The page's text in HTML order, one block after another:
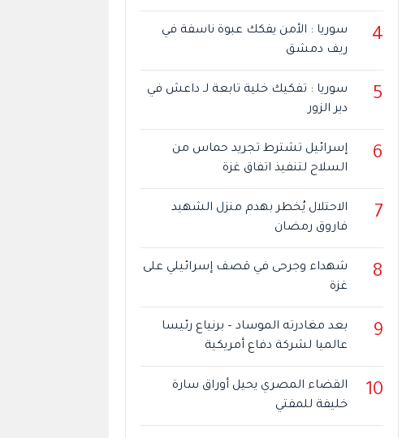
4
سوريا : الأمن يفكك عبوة ناسفة في
ريف دمشق
5
سوريا : تفكيك خلية تابعة لـ داعش في
دير الزور
6
إسرائيل تشترط تجريد حماس من
السلاح لتنفيذ اتفاق غزة
7
الاحتلال يُخطر بهدم منزل الشهيد
فاروق رمضان
8
شهداء وجرحى في قصف إسرائيلي على
غزة
9
بعد مغادرته الموساد – برنياع رئيسا
عالميا لشركة دفاع أمريكية
10
القضاء المصري يحيل أوراق سارة
خليفة للمفتي